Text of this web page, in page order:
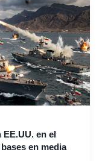
en el
en media